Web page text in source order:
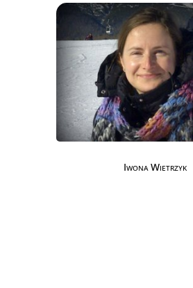
Iwona Wietrzyk